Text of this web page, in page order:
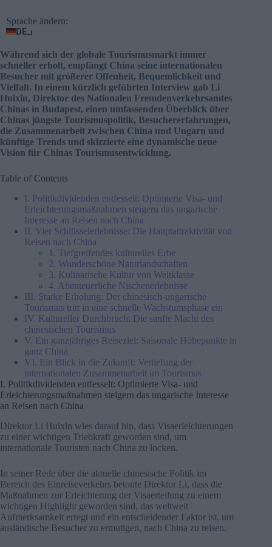
Sprache ändern:
DE
Während sich der globale Tourismusmarkt immer
schneller erholt, empfängt China seine internationalen
Besucher mit größerer Offenheit, Bequemlichkeit und
Vielfalt. In einem kürzlich geführten Interview gab Li
Huixin, Direktor des Nationalen Fremdenverkehrsamtes
Chinas in Budapest, einen umfassenden Überblick über
Chinas jüngste Tourismuspolitik, Besuchererfahrungen,
die Zusammenarbeit zwischen China und Ungarn und
künftige Trends und skizzierte eine dynamische neue
Vision für Chinas Tourismusentwicklung.
Table of Contents
I. Politikdividenden entfesselt: Optimierte Visa- und
Erleichterungsmaßnahmen steigern das ungarische
Interesse an Reisen nach China
II. Vier Schlüsselerlebnisse: Die Hauptattraktivität von
Reisen nach China
1. Tiefgreifendes kulturelles Erbe
2. Wunderschöne Naturlandschaften
3. Kulinarische Kultur von Weltklasse
4. Abenteuerliche Nischenerlebnisse
III. Starke Erholung: Der chinesisch-ungarische
Tourismus tritt in eine schnelle Wachstumsphase ein
IV. Kultureller Durchbruch: Die sanfte Macht des
chinesischen Tourismus
V. Ein ganzjähriges Reiseziel: Saisonale Höhepunkte in
ganz China
VI. Ein Blick in die Zukunft: Vertiefung der
internationalen Zusammenarbeit im Tourismus
I. Politikdividenden entfesselt: Optimierte Visa- und
Erleichterungsmaßnahmen steigern das ungarische Interesse
an Reisen nach China
Direktor Li Huixin wies darauf hin, dass Visaerleichterungen
zu einer wichtigen Triebkraft geworden sind, um
internationale Touristen nach China zu locken.
In seiner Rede über die aktuelle chinesische Politik im
Bereich des Einreiseverkehrs betonte Direktor Li, dass die
Maßnahmen zur Erleichterung der Visaerteilung zu einem
wichtigen Highlight geworden sind, das weltweit
Aufmerksamkeit erregt und ein entscheidender Faktor ist, um
ausländische Besucher zu ermutigen, nach China zu reisen.